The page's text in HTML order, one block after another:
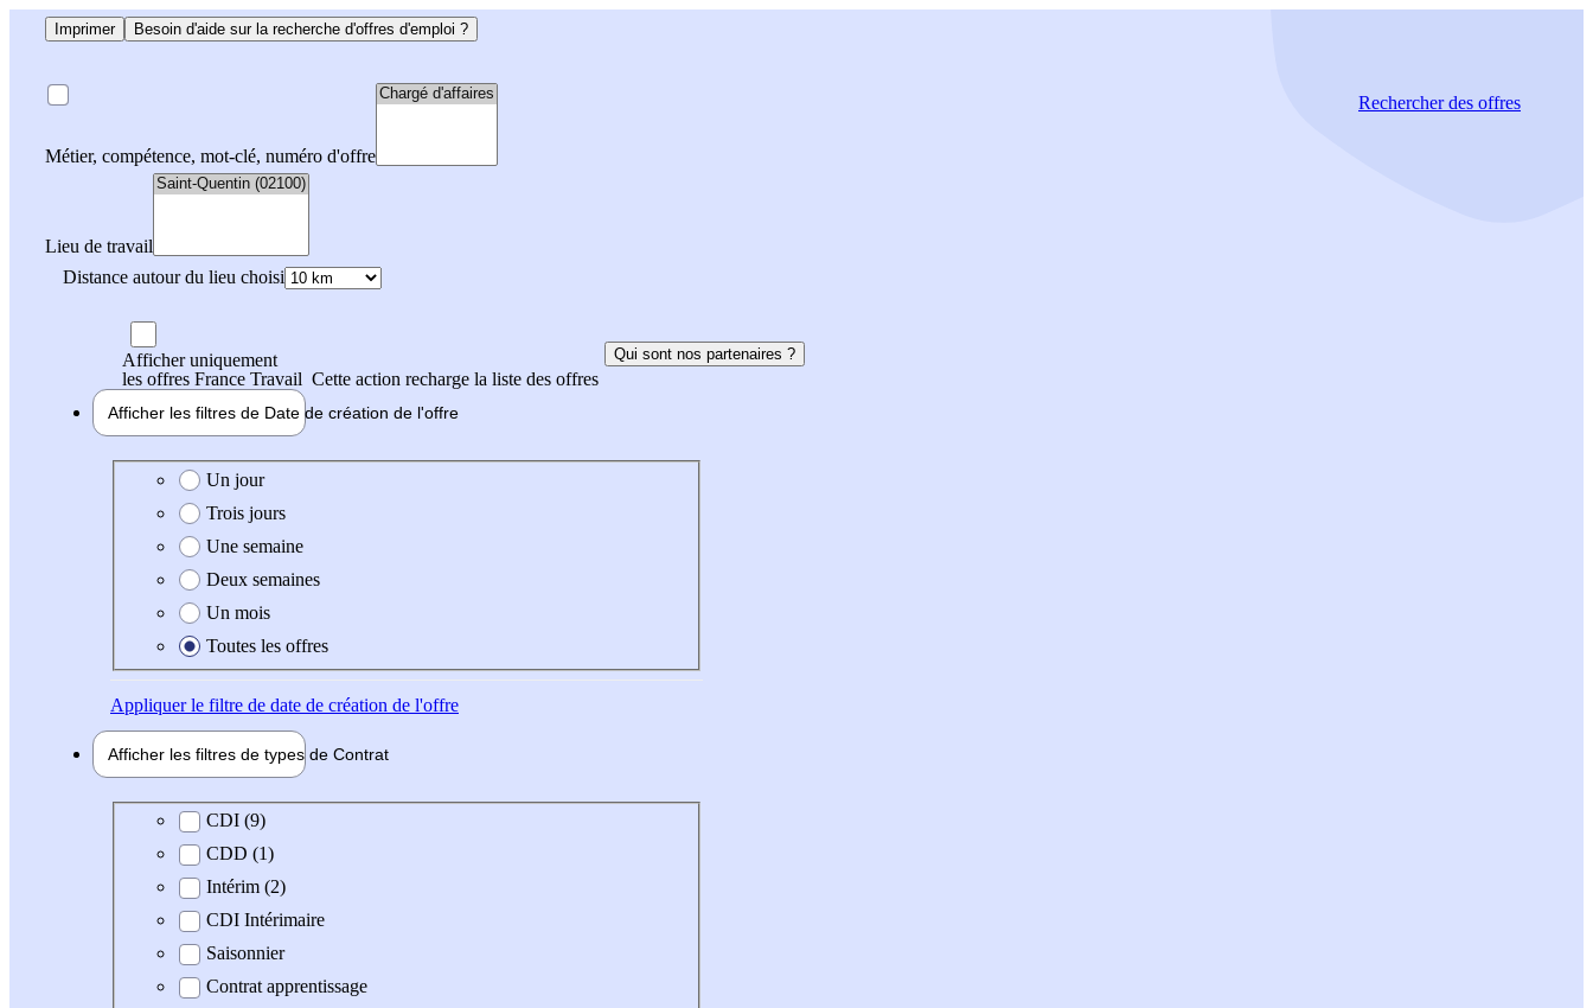
Imprimer Besoin d'aide sur la recherche d'offres d'emploi ?
Métier, compétence, mot-clé, numéro d'offre
Lieu de travail
Distance autour du lieu choisi
Rechercherdes offres
Afficher uniquement
les offres France Travail Cette action recharge la liste des offres
Qui sont nos partenaires ?
Afficher les filtres de Date de création de l'offre
Date de création de l'offre
Un jour
Trois jours
Une semaine
Deux semaines
Un mois
Toutes les offres
Appliquerle filtre de date de création de l'offre
Afficher les filtres de types de Contrat
Type de contrat
CDI (9)
CDD (1)
Intérim (2)
CDI Intérimaire
Saisonnier
Contrat apprentissage